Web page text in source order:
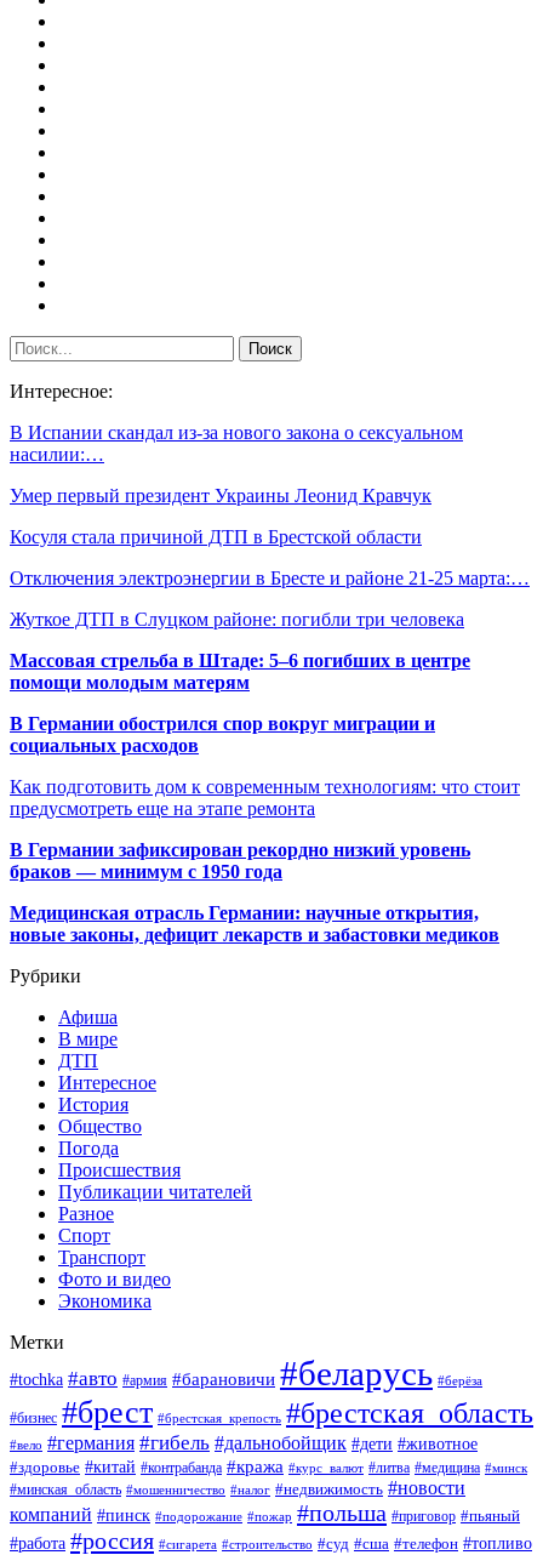
Интересное:
В Испании скандал из-за нового закона о сексуальном
насилии:…
Умер первый президент Украины Леонид Кравчук
Косуля стала причиной ДТП в Брестской области
Отключения электроэнергии в Бресте и районе 21-25 марта:…
Жуткое ДТП в Слуцком районе: погибли три человека
Массовая стрельба в Штаде: 5–6 погибших в центре
помощи молодым матерям
В Германии обострился спор вокруг миграции и
социальных расходов
Как подготовить дом к современным технологиям: что стоит
предусмотреть еще на этапе ремонта
В Германии зафиксирован рекордно низкий уровень
браков — минимум с 1950 года
Медицинская отрасль Германии: научные открытия,
новые законы, дефицит лекарств и забастовки медиков
Рубрики
Афиша
В мире
ДТП
Интересное
История
Общество
Погода
Происшествия
Публикации читателей
Разное
Спорт
Транспорт
Фото и видео
Экономика
Метки
#tochka #авто #армия #барановичи #беларусь #берёза
#бизнес #брест #брестская_крепость #брестская_область
#вело #германия #гибель #дальнобойщик #дети #животное
#здоровье #китай #контрабанда #кража #курс_валют #литва #медицина #минск
#минская_область #мошенничество #налог #недвижимость #новости
компаний #пинск #подорожание #пожар #польша #приговор #пьяный
#работа #россия #сигарета #строительство #суд #сша #телефон #топливо